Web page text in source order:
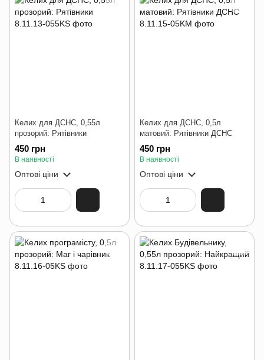
Келих для ДСНС, 0,55л
прозорий: Рятівники
450 грн
В наявності
Оптові ціни
Келих для ДСНС, 0,5л
матовий: Рятівники ДСНС
450 грн
В наявності
Оптові ціни